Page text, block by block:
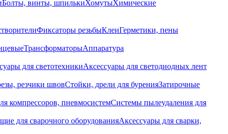
Болты, винты, шпилькиХомутыХимические
Фиксаторы резьбыКлеиГерметики, пены
ТрансформаторыАппаратура
для светотехникиАксессуары для светодиодных лент
резчики швовСтойки, дрели для буренияЗатирочные
компрессоров, пневмосистемСистемы пылеудаления для
для сварочного оборудованияАксессуары для сварки,